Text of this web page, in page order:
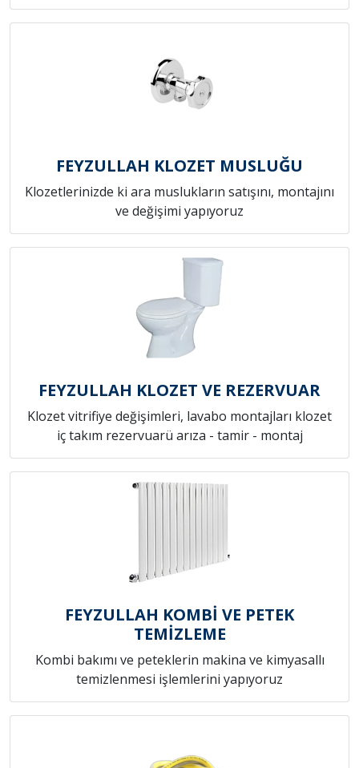
FEYZULLAH KLOZET MUSLUĞU
Klozetlerinizde ki ara muslukların satışını, montajını
ve değişimi yapıyoruz
FEYZULLAH KLOZET VE REZERVUAR
Klozet vitrifiye değişimleri, lavabo montajları klozet
iç takım rezervuarü arıza - tamir - montaj
FEYZULLAH KOMBİ VE PETEK
TEMİZLEME
Kombi bakımı ve peteklerin makina ve kimyasallı
temizlenmesi işlemlerini yapıyoruz